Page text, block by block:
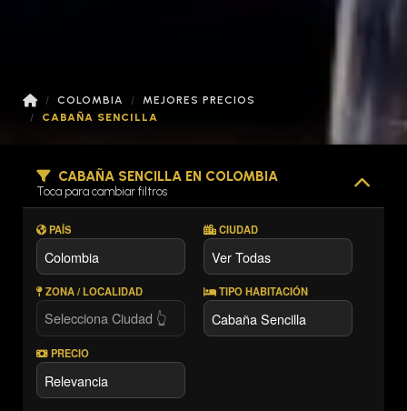
COLOMBIA
MEJORES PRECIOS
CABAÑA SENCILLA
CABAÑA SENCILLA EN COLOMBIA
Toca para cambiar filtros
PAÍS CIUDAD
ZONA / LOCALIDAD TIPO HABITACIÓN
PRECIO